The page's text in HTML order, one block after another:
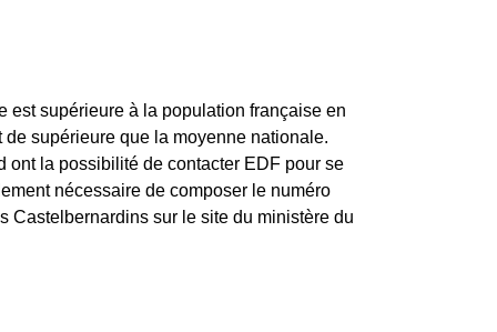
est supérieure à la population française en
supérieure que la moyenne nationale.
ont la possibilité de contacter EDF pour se
nécessaire de composer le numéro
Castelbernardins sur le site du ministère du